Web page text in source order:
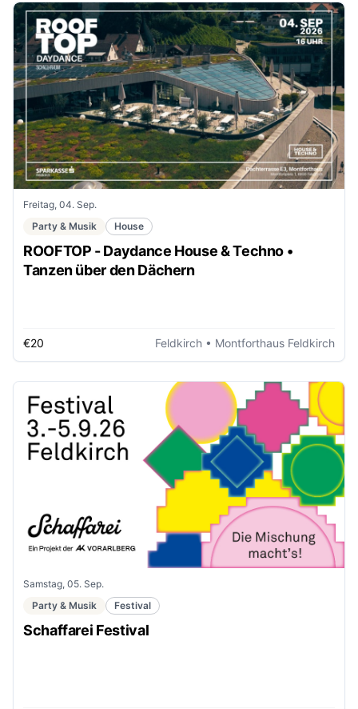
Freitag, 04. Sep.
Party & Musik
House
ROOFTOP - Daydance House & Techno •
Tanzen über den Dächern
€20 Feldkirch • Montforthaus Feldkirch
Samstag, 05. Sep.
Party & Musik
Festival
Schaffarei Festival